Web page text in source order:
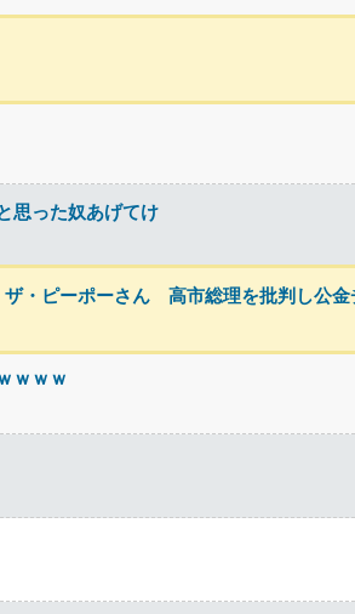
思った奴あげてけ
・ピーポーさん 高市総理を批判し公
ｗｗｗ